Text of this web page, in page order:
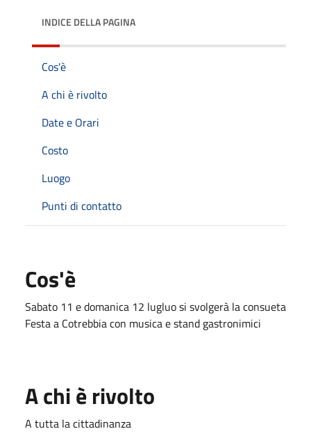
INDICE DELLA PAGINA
Cos'è
A chi è rivolto
Date e Orari
Costo
Luogo
Punti di contatto
Cos'è
Sabato 11 e domanica 12 lugluo si svolgerà la consueta
Festa a Cotrebbia con musica e stand gastronimici
A chi è rivolto
A tutta la cittadinanza